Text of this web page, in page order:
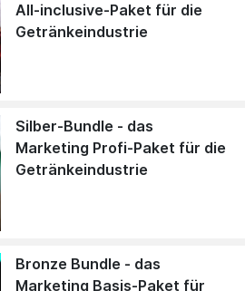
All-inclusive-Paket für die
Getränkeindustrie
Silber-Bundle - das
Marketing Profi-Paket für die
Getränkeindustrie
Bronze Bundle - das
Marketing Basis-Paket für